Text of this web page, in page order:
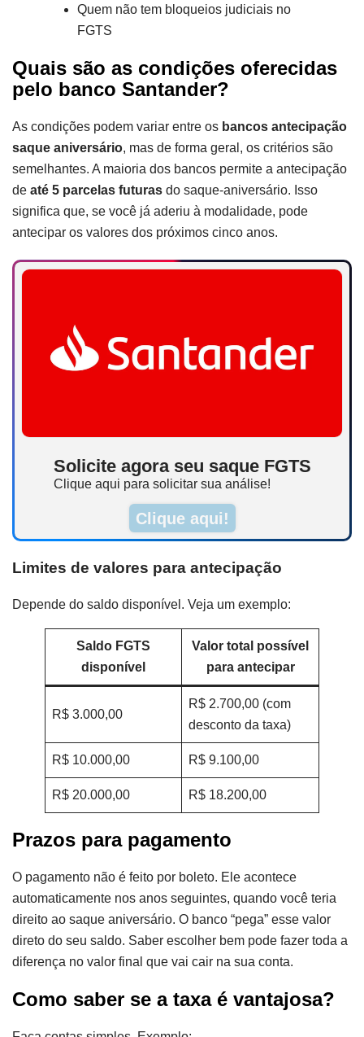
Quem não tem bloqueios judiciais no
FGTS
Quais são as condições oferecidas
pelo banco Santander?
As condições podem variar entre os bancos antecipação
saque aniversário, mas de forma geral, os critérios são
semelhantes. A maioria dos bancos permite a antecipação
de até 5 parcelas futuras do saque-aniversário. Isso
significa que, se você já aderiu à modalidade, pode
antecipar os valores dos próximos cinco anos.
Solicite agora seu saque FGTS
Clique aqui para solicitar sua análise!
Clique aqui!
Limites de valores para antecipação
Depende do saldo disponível. Veja um exemplo:
Saldo FGTS
disponível
Valor total possível
para antecipar
R$ 3.000,00
R$ 2.700,00 (com
desconto da taxa)
R$ 10.000,00 R$ 9.100,00
R$ 20.000,00 R$ 18.200,00
Prazos para pagamento
O pagamento não é feito por boleto. Ele acontece
automaticamente nos anos seguintes, quando você teria
direito ao saque aniversário. O banco “pega” esse valor
direto do seu saldo. Saber escolher bem pode fazer toda a
diferença no valor final que vai cair na sua conta.
Como saber se a taxa é vantajosa?